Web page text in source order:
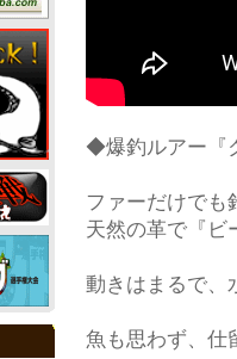
◆爆釣ルアー『
ファーだけでも
天然の革で『ビ
動きはまるで、
魚も思わず、仕